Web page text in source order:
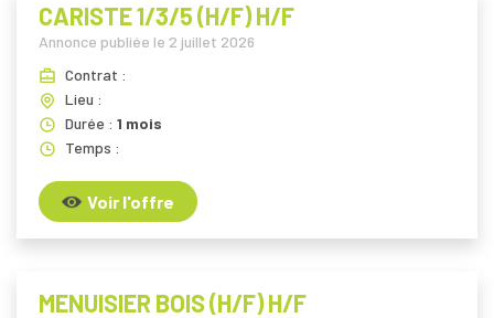
CARISTE 1/3/5 (H/F) H/F
Annonce publiée le 2 juillet 2026
Contrat :
Lieu :
Durée : 1 mois
Temps :
Voir l'offre
MENUISIER BOIS (H/F) H/F